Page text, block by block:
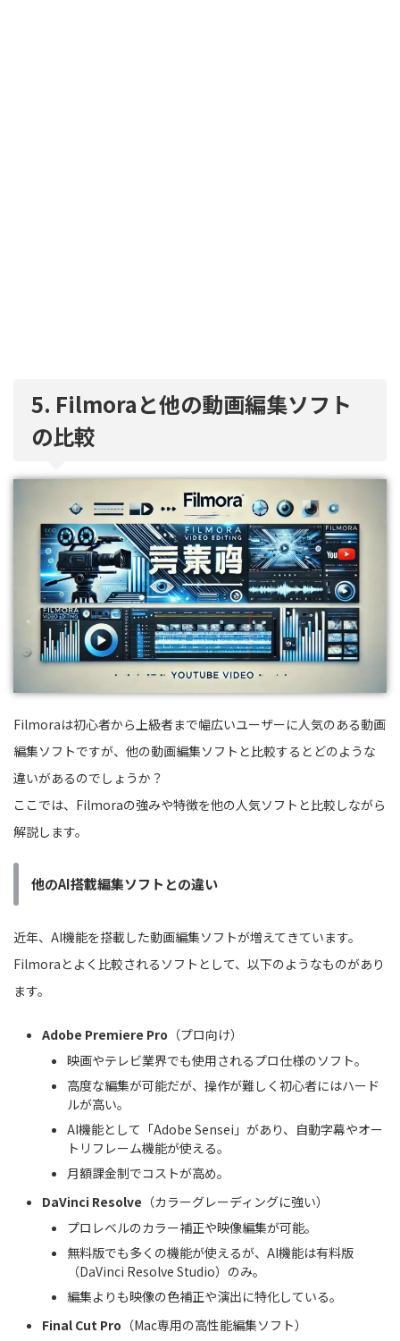
5. Filmoraと他の動画編集ソフト
の比較
Filmoraは初心者から上級者まで幅広いユーザーに人気のある動画
編集ソフトですが、他の動画編集ソフトと比較するとどのような
違いがあるのでしょうか？
ここでは、Filmoraの強みや特徴を他の人気ソフトと比較しながら
解説します。
他のAI搭載編集ソフトとの違い
近年、AI機能を搭載した動画編集ソフトが増えてきています。
Filmoraとよく比較されるソフトとして、以下のようなものがあり
ます。
Adobe Premiere Pro （プロ向け）
映画やテレビ業界でも使用されるプロ仕様のソフト。
高度な編集が可能だが、操作が難しく初心者にはハード
ルが高い。
AI機能として「Adobe Sensei」があり、自動字幕やオー
トリフレーム機能が使える。
月額課金制でコストが高め。
DaVinci Resolve （カラーグレーディングに強い）
プロレベルのカラー補正や映像編集が可能。
無料版でも多くの機能が使えるが、AI機能は有料版
（DaVinci Resolve Studio）のみ。
編集よりも映像の色補正や演出に特化している。
Final Cut Pro （Mac専用の高性能編集ソフト）